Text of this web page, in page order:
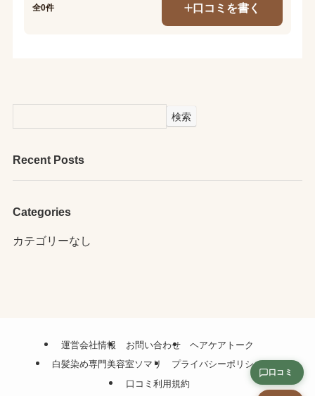
全0件 口コミを書く
検索
Recent Posts
Categories
カテゴリーなし
運営会社情報 お問い合わせ
ヘアケアトーク
白髪染め専門美容室ソマリ
プライバシーポリシー
口コミ利用規約
口コミ